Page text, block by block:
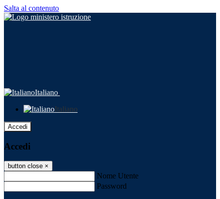
Salta al contenuto
Italiano
Italiano
Accedi
Accedi
button close ×
Nome Utente
Password